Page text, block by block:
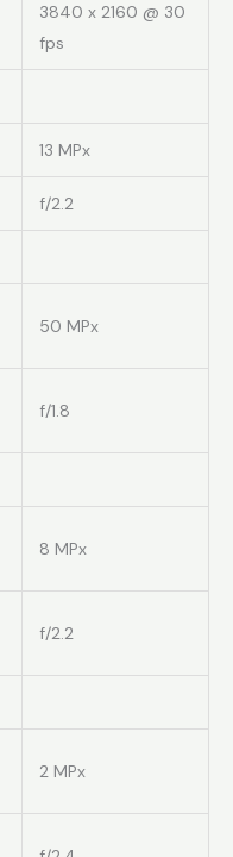
3840 x 2160 @ 30
fps
13 MPx
f/2.2
50 MPx
f/1.8
8 MPx
f/2.2
2 MPx